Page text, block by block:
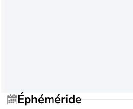
Éphéméride